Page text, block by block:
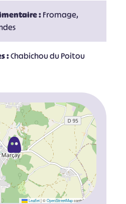
:Fromage,
:Chabichou du Poitou
Leaflet |©OpenStreetMapcontributors